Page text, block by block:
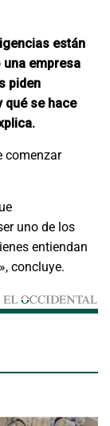
están
empresa
piden
qué se hace
comenzar
uno de los
entiendan
concluye.